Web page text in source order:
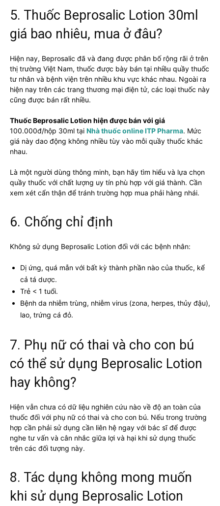
5. Thuốc Beprosalic Lotion 30ml
giá bao nhiêu, mua ở đâu?
Hiện nay, Beprosalic đã và đang được phân bố rộng rãi ở trên
thị trường Việt Nam, thuốc được bày bán tại nhiều quầy thuốc
tư nhân và bệnh viện trên nhiều khu vực khác nhau. Ngoài ra
hiện nay trên các trang thương mại điện tử, các loại thuốc này
cũng được bán rất nhiều.
Thuốc Beprosalic Lotion hiện được bán với giá
100.000đ/hộp 30ml tại Nhà thuốc online ITP Pharma. Mức
giá này dao động không nhiều tùy vào mỗi quầy thuốc khác
nhau.
Là một người dùng thông minh, bạn hãy tìm hiểu và lựa chọn
quầy thuốc với chất lượng uy tín phù hợp với giá thành. Cần
xem xét cẩn thận để tránh trường hợp mua phải hàng nhái.
6. Chống chỉ định
Không sử dụng Beprosalic Lotion đối với các bệnh nhân:
Dị ứng, quá mẫn với bất kỳ thành phần nào của thuốc, kể
cả tá dược.
Trẻ < 1 tuổi.
Bệnh da nhiễm trùng, nhiễm virus (zona, herpes, thủy đậu),
lao, trứng cá đỏ.
7. Phụ nữ có thai và cho con bú
có thể sử dụng Beprosalic Lotion
hay không?
Hiện vẫn chưa có dữ liệu nghiên cứu nào về độ an toàn của
thuốc đối với phụ nữ có thai và cho con bú. Nếu trong trường
hợp cần phải sử dụng cần liên hệ ngay với bác sĩ để được
nghe tư vấn và cân nhắc giữa lợi và hại khi sử dụng thuốc
trên các đối tượng này.
8. Tác dụng không mong muốn
khi sử dụng Beprosalic Lotion